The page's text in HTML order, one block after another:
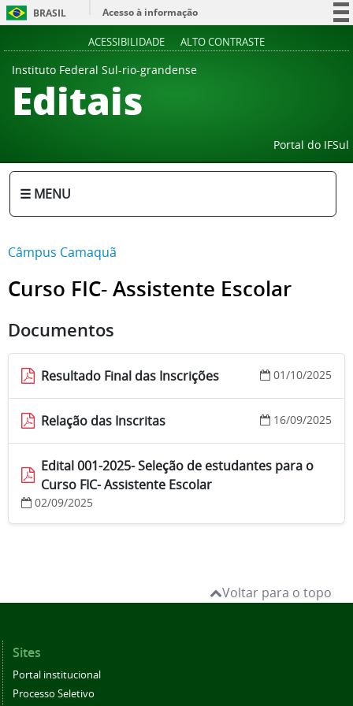
BRASIL
Acesso à informação
ACESSIBILIDADE ALTO CONTRASTE
Instituto Federal Sul-rio-grandense
Editais
Portal do IFSul
☰ MENU
Câmpus Camaquã
Curso FIC- Assistente Escolar
Documentos
Resultado Final das Inscrições 01/10/2025
Relação das Inscritas 16/09/2025
Edital 001-2025- Seleção de estudantes para o
Curso FIC- Assistente Escolar
02/09/2025
Voltar para o topo
Sites
Portal institucional
Processo Seletivo